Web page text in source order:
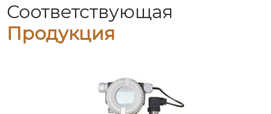
Соответствующая
Продукция